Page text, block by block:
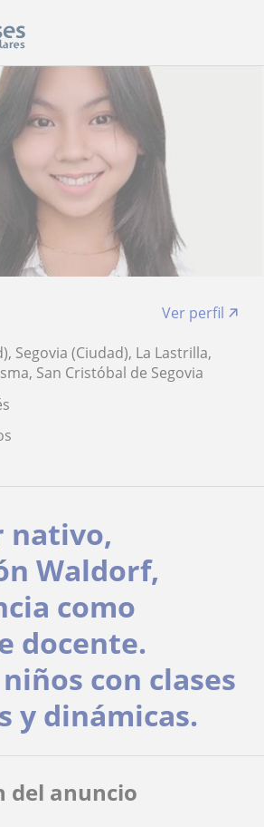
Ver perfil
Segovia (Ciudad), La Lastrilla,
San Cristóbal de Segovia
nativo,
Waldorf,
como
docente.
con clases
y dinámicas.
del anuncio